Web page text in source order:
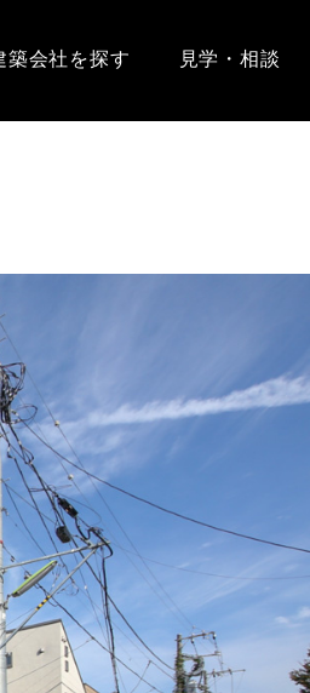
築会社を探す 見学・相談